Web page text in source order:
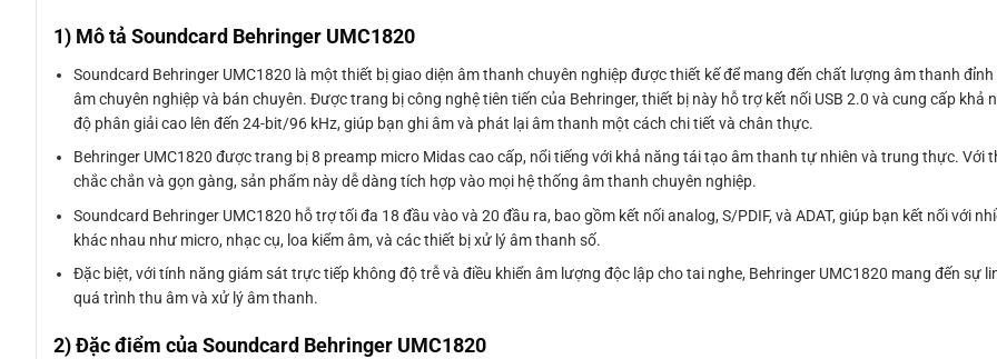
1) Mô tả Soundcard Behringer UMC1820
Soundcard Behringer UMC1820 là một thiết bị giao diện âm thanh chuyên nghiệp được thiết kế để mang đến chất lượng âm thanh
âm chuyên nghiệp và bán chuyên. Được trang bị công nghệ tiên tiến của Behringer, thiết bị này hỗ trợ kết nối USB 2.0 và cung cấp khả
độ phân giải cao lên đến 24-bit/96 kHz, giúp bạn ghi âm và phát lại âm thanh một cách chi tiết và chân thực.
Behringer UMC1820 được trang bị 8 preamp micro Midas cao cấp, nổi tiếng với khả năng tái tạo âm thanh tự nhiên và trung thực. Với
chắc chắn và gọn gàng, sản phẩm này dễ dàng tích hợp vào mọi hệ thống âm thanh chuyên nghiệp.
Soundcard Behringer UMC1820 hỗ trợ tối đa 18 đầu vào và 20 đầu ra, bao gồm kết nối analog, S/PDIF, và ADAT, giúp bạn kết nối với
khác nhau như micro, nhạc cụ, loa kiểm âm, và các thiết bị xử lý âm thanh số.
Đặc biệt, với tính năng giám sát trực tiếp không độ trễ và điều khiển âm lượng độc lập cho tai nghe, Behringer UMC1820 mang đến sự
quá trình thu âm và xử lý âm thanh.
2) Đặc điểm của Soundcard Behringer UMC1820